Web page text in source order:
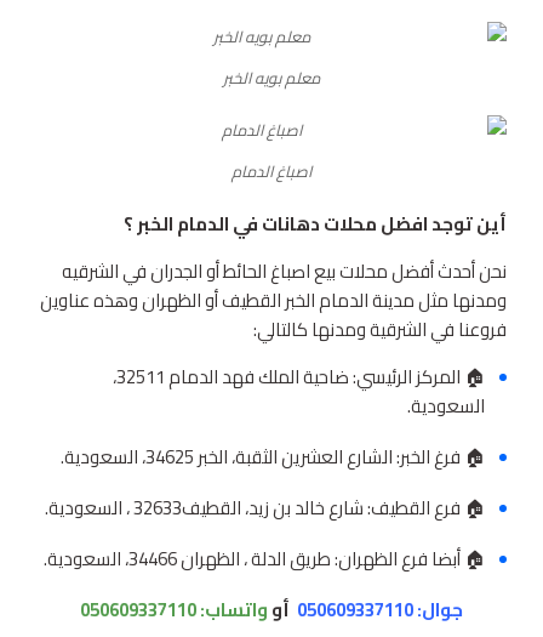
معلم بويه الخبر
اصباغ الدمام
أين توجد افضل محلات دهانات في الدمام الخبر ؟
نحن أحدث أفضل محلات بيع اصباغ الحائط أو الجدران في الشرقيه
ومدنها مثل مدينة الدمام الخبر القطيف أو الظهران وهذه عناوين
فروعنا في الشرقية ومدنها كالتالي:
🏠 المركز الرئيسي: ضاحية الملك فهد الدمام 32511،
السعودية.
🏠 فرغ الخبر: الشارع العشرين الثقبة، الخبر 34625، السعودية.
🏠 فرع القطيف: شارع خالد بن زيد، القطيف‎ 32633، السعودية.
🏠 أبضا فرع الظهران: طريق الدلة ، الظهران 34466، السعودية.
جوال: 050609337110
أوواتساب:050609337110